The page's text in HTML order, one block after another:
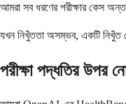
আমরা সব ধরণের পরীক্ষার কেস
যখন নিখুঁততা অসম্ভব, একটি নিখুঁত
পরীক্ষা পদ্ধতির উপর